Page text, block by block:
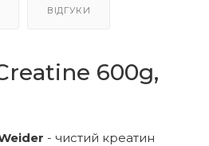
ВІДГУКИ
600g,
- чистий креатин